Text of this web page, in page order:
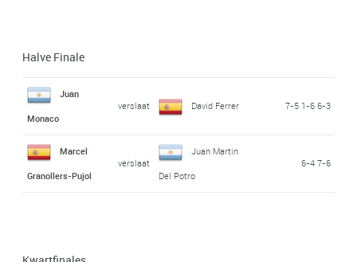
Halve Finale
Juan
Monaco
verslaat David Ferrer 7-5 1-6 6-3
Marcel
Granollers-Pujol
verslaat
Juan Martin
Del Potro
6-4 7-6